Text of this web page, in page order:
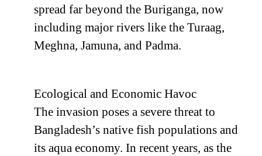
spread far beyond the Buriganga, now
including major rivers like the Turaag,
Meghna, Jamuna, and Padma.
Ecological and Economic Havoc
The invasion poses a severe threat to
Bangladesh’s native fish populations and
its aqua economy. In recent years, as the